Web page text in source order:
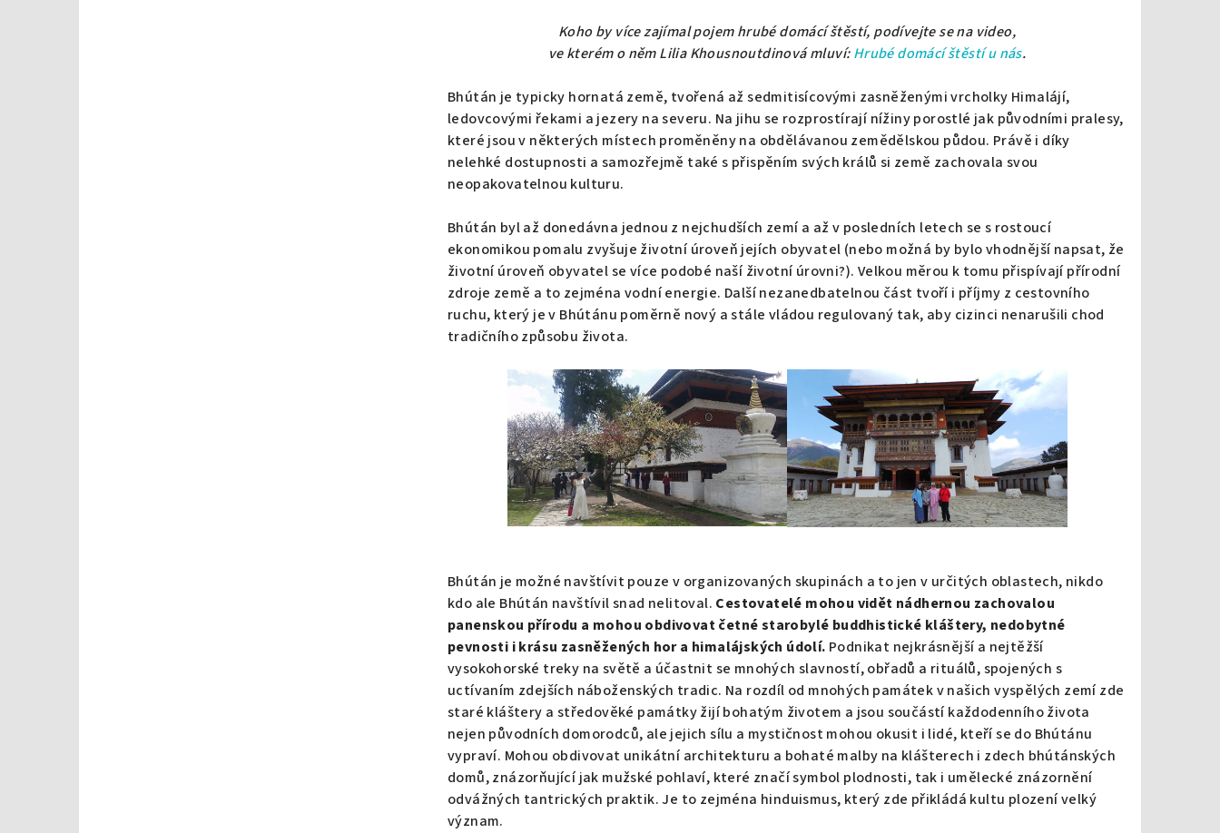
Koho by více zajímal pojem hrubé domácí štěstí, podívejte se na video,
ve kterém o něm Lilia Khousnoutdinová mluví:Hrubé domácí štěstí u nás.
Bhútán je typicky hornatá země, tvořená až sedmitisícovými zasněženými vrcholky Himalájí,
ledovcovými řekami a jezery na severu. Na jihu se rozprostírají nížiny porostlé jak původními pralesy,
které jsou v některých místech proměněny na obdělávanou zemědělskou půdou. Právě i díky
nelehké dostupnosti a samozřejmě také s přispěním svých králů si země zachovala svou
neopakovatelnou kulturu.
Bhútán byl až donedávna jednou z nejchudších zemí a až v posledních letech se s rostoucí
ekonomikou pomalu zvyšuje životní úroveň jejích obyvatel (nebo možná by bylo vhodnější napsat, že
životní úroveň obyvatel se více podobé naší životní úrovni?). Velkou měrou k tomu přispívají přírodní
zdroje země a to zejména vodní energie. Další nezanedbatelnou část tvoří i příjmy z cestovního
ruchu, který je v Bhútánu poměrně nový a stále vládou regulovaný tak, aby cizinci nenarušili chod
tradičního způsobu života.
Bhútán je možné navštívit pouze v organizovaných skupinách a to jen v určitých oblastech, nikdo
kdo ale Bhútán navštívil snad nelitoval. Cestovatelé mohou vidět nádhernou zachovalou
panenskou přírodu a mohou obdivovat četné starobylé buddhistické kláštery, nedobytné
pevnosti i krásu zasněžených hor a himalájských údolí. Podnikat nejkrásnější a nejtěžší
vysokohorské treky na světě a účastnit se mnohých slavností, obřadů a rituálů, spojených s
uctívaním zdejších náboženských tradic. Na rozdíl od mnohých památek v našich vyspělých zemí zde
staré kláštery a středověké památky žijí bohatým životem a jsou součástí každodenního života
nejen původních domorodců, ale jejich sílu a mystičnost mohou okusit i lidé, kteří se do Bhútánu
vypraví. Mohou obdivovat unikátní architekturu a bohaté malby na klášterech i zdech bhútánských
domů, znázorňující jak mužské pohlaví, které značí symbol plodnosti, tak i umělecké znázornění
odvážných tantrických praktik. Je to zejména hinduismus, který zde přikládá kultu plození velký
význam.